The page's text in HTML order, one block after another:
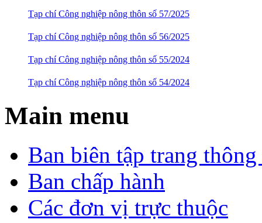
Tạp chí Công nghiệp nông thôn số 57/2025
Tạp chí Công nghiệp nông thôn số 56/2025
Tạp chí Công nghiệp nông thôn số 55/2024
Tạp chí Công nghiệp nông thôn số 54/2024
Main menu
Ban biên tập trang
Ban chấp hành
Các đơn vị trực thuộc